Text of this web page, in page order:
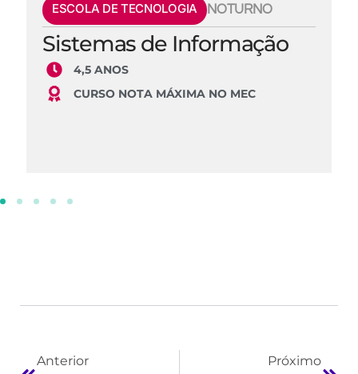
ESCOLA DE TECNOLOGIA NOTURNO
Sistemas de Informação
4,5 ANOS
CURSO NOTA MÁXIMA NO MEC
Anterior Próximo